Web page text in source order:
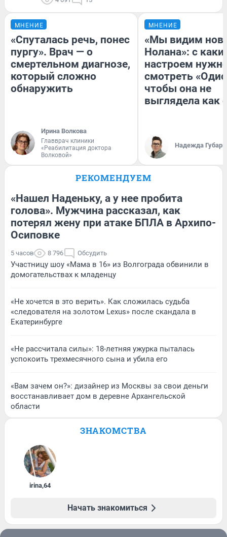
МНЕНИЕ
«Спуталась речь, понес
пургу». Врач — о
смертельном диагнозе,
который сложно
обнаружить
Ирина Волкова
Главврач клиники
«Реабилитация доктора
Волковой»
МНЕНИЕ
«Мы видим
Нолана»: с
настроем
смотреть
чтобы она не
выглядела как
Надежда Губарь
РЕКОМЕНДУЕМ
«Нашел Наденьку, а у нее пробита
голова». Мужчина рассказал, как
потерял жену при атаке БПЛА в Архипо-
Осиповке
5 часов 8 796 Обсудить
Участницу шоу «Мама в 16» из Волгограда обвинили в
домогательствах к младенцу
«Не хочется в это верить». Как сложилась судьба
«следователя на золотом Lexus» после скандала в
Екатеринбурге
«Не рассчитала силы»: 18-летняя ужурка пыталась
успокоить трехмесячного сына и убила его
«Вам зачем он?»: дизайнер из Москвы за свои деньги
восстанавливает дом в деревне Архангельской
области
ЗНАКОМСТВА
irina,64
Начать знакомиться